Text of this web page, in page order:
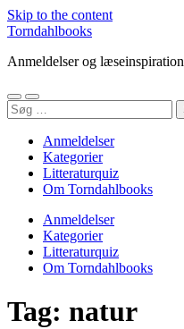
Skip to the content
Torndahlbooks
Anmeldelser og læseinspiration
Toggle
mobile
Toggle
search
Søg
efter:
Anmeldelser
Kategorier
Litteraturquiz
Om Torndahlbooks
Anmeldelser
Kategorier
Litteraturquiz
Om Torndahlbooks
Tag: natur